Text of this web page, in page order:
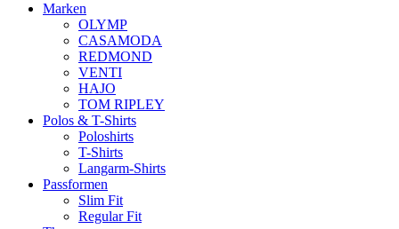
Marken
OLYMP
CASAMODA
REDMOND
VENTI
HAJO
TOM RIPLEY
Polos & T-Shirts
Poloshirts
T-Shirts
Langarm-Shirts
Passformen
Slim Fit
Regular Fit